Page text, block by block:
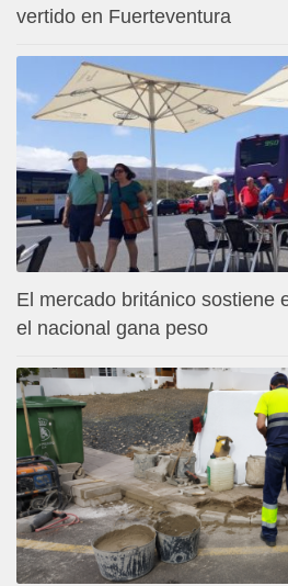
vertido en Fuerteventura
El mercado británico sostiene
el nacional gana peso